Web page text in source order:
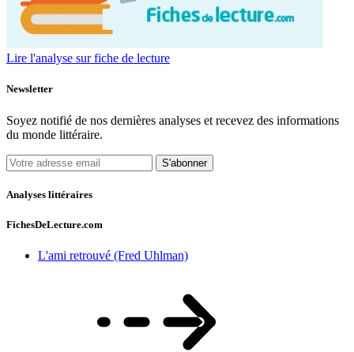
Lire l'analyse sur fiche de lecture
Newsletter
Soyez notifié de nos dernières analyses et recevez des informations
du monde littéraire.
S'abonner
Analyses littéraires
FichesDeLecture.com
L'ami retrouvé (Fred Uhlman)